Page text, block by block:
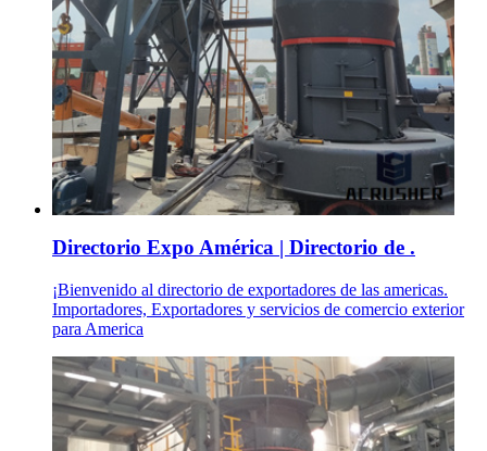
Directorio Expo América | Directorio de .
¡Bienvenido al directorio de exportadores de las americas.
Importadores, Exportadores y servicios de comercio exterior
para America